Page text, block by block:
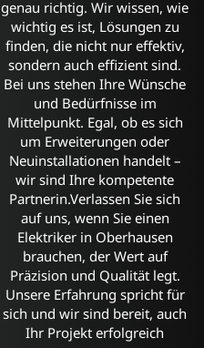
genau richtig. Wir wissen, wie
wichtig es ist, Lösungen zu
finden, die nicht nur effektiv,
sondern auch effizient sind.
Bei uns stehen Ihre Wünsche
und Bedürfnisse im
Mittelpunkt. Egal, ob es sich
um Erweiterungen oder
Neuinstallationen handelt –
wir sind Ihre kompetente
Partnerin.Verlassen Sie sich
auf uns, wenn Sie einen
Elektriker in Oberhausen
brauchen, der Wert auf
Präzision und Qualität legt.
Unsere Erfahrung spricht für
sich und wir sind bereit, auch
Ihr Projekt erfolgreich